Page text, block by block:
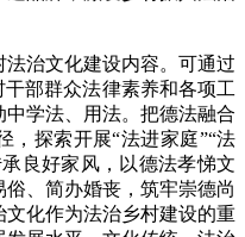
治文化建设内容。可通过
部群众法律素养和各项工
学法、用法。把德法融合
，探索开展“法进家庭”“法
良好家风，以德法孝悌文
、简办婚丧，筑牢崇德尚
化作为法治乡村建设的重